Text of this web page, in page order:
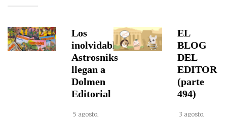
Los
inolvidables
Astrosniks
llegan a
Dolmen
Editorial
5 agosto,
EL
BLOG
DEL
EDITOR
(parte
494)
3 agosto,